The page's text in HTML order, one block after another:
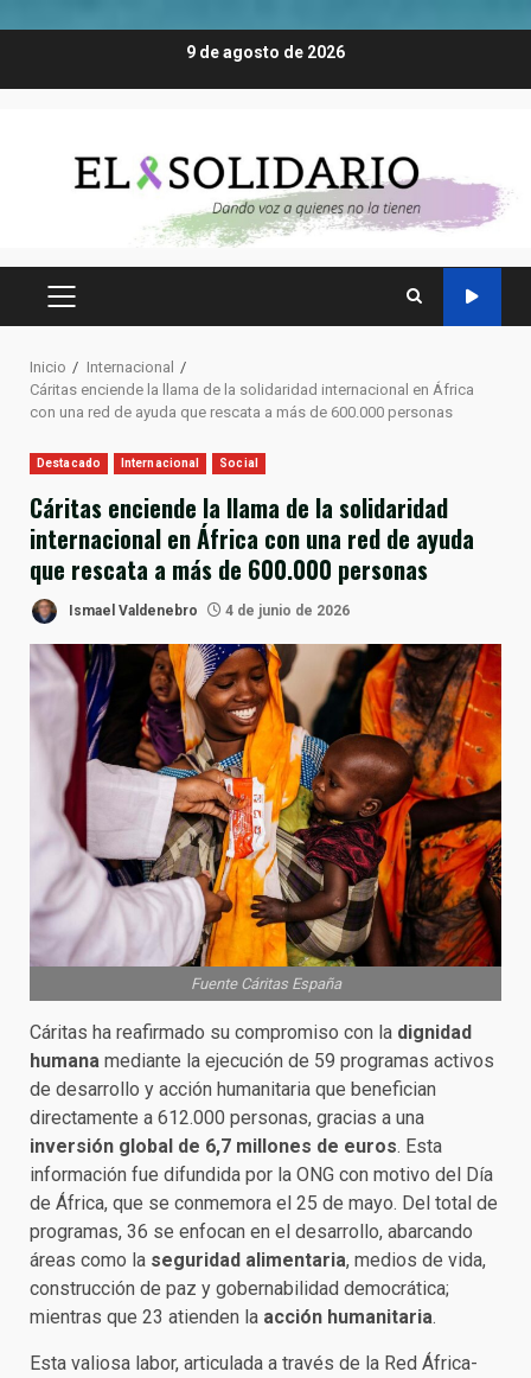
9 de agosto de 2026
MENÚ
Inicio
Internacional
Cáritas enciende la llama de la solidaridad internacional en África
con una red de ayuda que rescata a más de 600.000 personas
Destacado Internacional Social
Cáritas enciende la llama de la solidaridad
internacional en África con una red de ayuda
que rescata a más de 600.000 personas
Ismael Valdenebro 4 de junio de 2026
Fuente Cáritas España
Cáritas ha reafirmado su compromiso con la dignidad
humana mediante la ejecución de 59 programas activos
de desarrollo y acción humanitaria que benefician
directamente a 612.000 personas, gracias a una
inversión global de 6,7 millones de euros. Esta
información fue difundida por la ONG con motivo del Día
de África, que se conmemora el 25 de mayo. Del total de
programas, 36 se enfocan en el desarrollo, abarcando
áreas como la seguridad alimentaria, medios de vida,
construcción de paz y gobernabilidad democrática;
mientras que 23 atienden la acción humanitaria.
Esta valiosa labor, articulada a través de la Red África-